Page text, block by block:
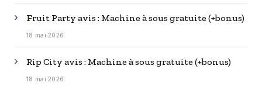
Fruit Party avis : Machine à sous gratuite (+bonus)
18 mai 2026
Rip City avis : Machine à sous gratuite (+bonus)
18 mai 2026